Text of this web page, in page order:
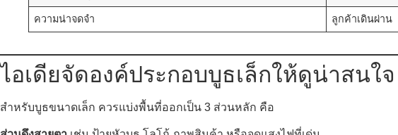
ความน่าจดจำ ลูกค้าเดินผ่าน
ไอเดียจัดองค์ประกอบบูธเล็กให้ดูน่าสนใจ
สำหรับบูธขนาดเล็ก ควรแบ่งพื้นที่ออกเป็น 3 ส่วนหลัก คือ